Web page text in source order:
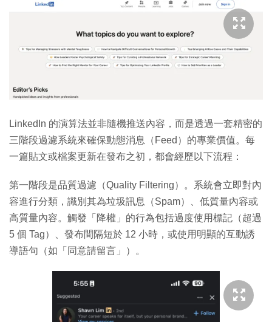
LinkedIn 的演算法並非隨機推送內容，而是透過一套精密的
三階段過濾系統來確保動態消息（Feed）的專業價值。每
一篇貼文或檔案更新在發布之初，都會經歷以下流程：
第一階段是品質過濾（Quality Filtering）。系統會立即對內
容進行分類，識別其為垃圾訊息（Spam）、低質量內容或
高質量內容。觸發「降權」的行為包括過度使用標記（超過
5 個 Tag）、發布間隔短於 12 小時，或使用明顯的互動誘
導語句（如「同意請留言」）。